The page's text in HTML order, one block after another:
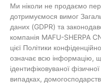
Ми ніколи не продаємо
дотримуємося вимог
даних (GDPR) та
компанія MAFU-SHERPA
цієї Політики
означає всю інформацію,
ідентифіковуваної
випадках,